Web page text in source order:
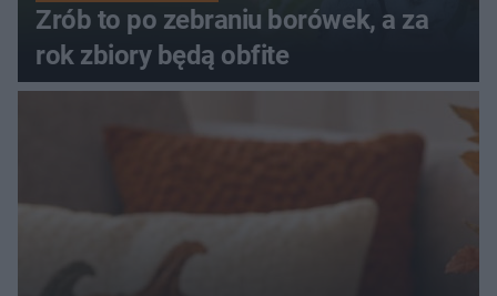
Zrób to po zebraniu borówek, a za
rok zbiory będą obfite